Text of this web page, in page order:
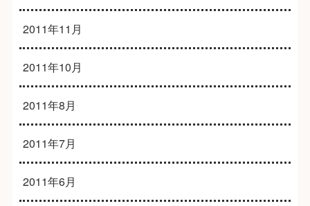
2011年11月
2011年10月
2011年8月
2011年7月
2011年6月